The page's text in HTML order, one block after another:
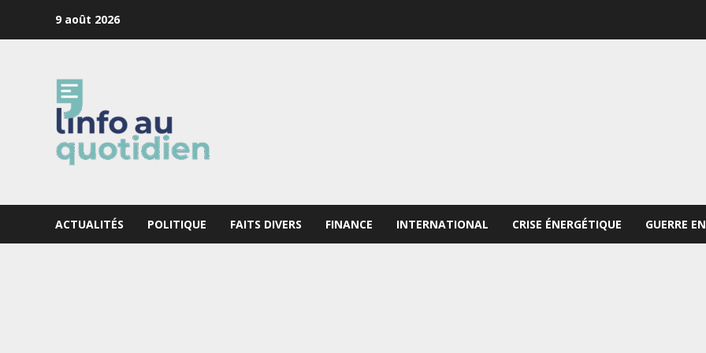
9 août 2026
ACTUALITÉS POLITIQUE FAITS DIVERS FINANCE INTERNATIONAL CRISE ÉNERGÉTIQUE GUERRE